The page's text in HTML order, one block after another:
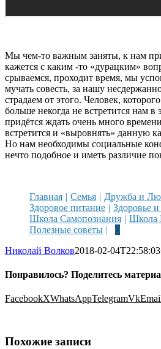
Мы чем-то важным заняты, к нам
кажется с каким -то «дурацким»
срываемся, проходит время, мы
мучать совесть, за нашу
страдаем от этого. Человек,
больше некогда не встретится нам
придётся ждать очень много
встретится и «выровнять» данную
Но нам необходимы социальные
нечто подобное и иметь различие
Главная Семья Дружба и
Здоровое питание
Здоровье
Школа Самопознания
Школа
Полезные советы
0
Николай Волков2018-02-
Понравилось? Поделитесь
FacebookXWhatsAppTelegramVk
Похожие записи